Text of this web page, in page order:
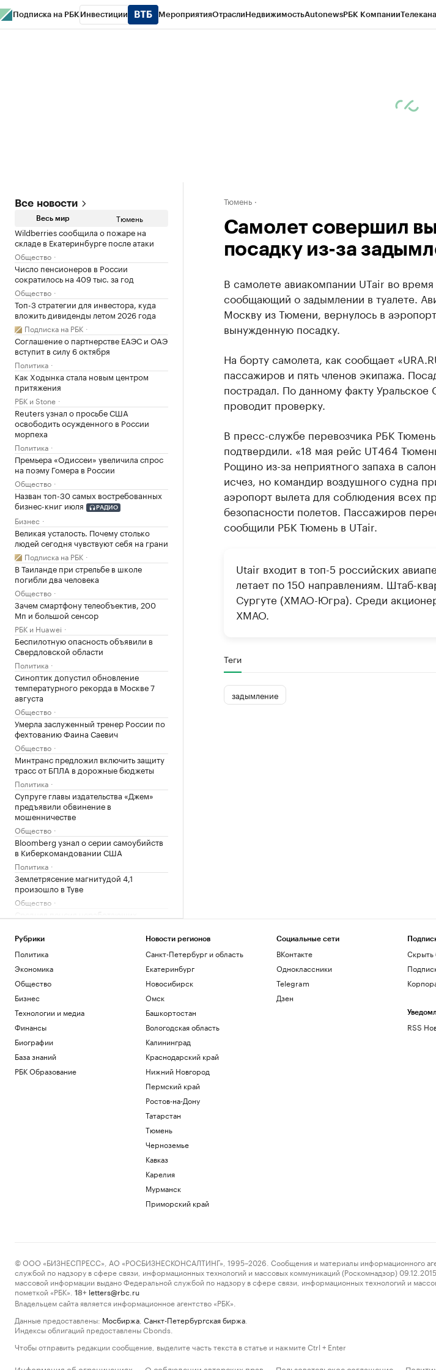
Подписка на РБК Инвестиции МероприятияОтраслиНедвижимостьAutonewsРБК Компании
Все новости
Весь мир Тюмень
Wildberries сообщила о пожаре на
складе в Екатеринбурге после атаки
Общество
Число пенсионеров в России
сократилось на 409 тыс. за год
Общество
Топ-3 стратегии для инвестора, куда
вложить дивиденды летом 2026 года
Подписка на РБК
Соглашение о партнерстве ЕАЭС и ОАЭ
вступит в силу 6 октября
Политика
Как Ходынка стала новым центром
притяжения
РБК и Stone
Reuters узнал о просьбе США
освободить осужденного в России
морпеха
Политика
Премьера «Одиссеи» увеличила спрос
на поэму Гомера в России
Общество
Назван топ-30 самых востребованных
бизнес-книг июля
РАДИО
Бизнес
Великая усталость. Почему столько
людей сегодня чувствуют себя на грани
Подписка на РБК
В Таиланде при стрельбе в школе
погибли два человека
Общество
Зачем смартфону телеобъектив, 200
Мп и большой сенсор
РБК и Huawei
Беспилотную опасность объявили в
Свердловской области
Политика
Синоптик допустил обновление
температурного рекорда в Москве 7
августа
Общество
Умерла заслуженный тренер России по
фехтованию Фаина Саевич
Общество
Минтранс предложил включить защиту
трасс от БПЛА в дорожные бюджеты
Политика
Супруге главы издательства «Джем»
предъявили обвинение в
мошенничестве
Общество
Bloomberg узнал о серии самоубийств
в Киберкомандовании США
Политика
Землетрясение магнитудой 4,1
произошло в Туве
Общество
Средняя пенсия неработающих
России
США ввели санкции в отношении
военного атташе Кубы в России
Политика
Тюмень
Самолет совершил
посадку из-за
В самолете авиакомпании UTair во время
сообщающий о задымлении в туалете.
Москву из Тюмени, вернулось в
вынужденную посадку.
На борту самолета, как сообщает
пассажиров и пять членов экипажа.
пострадал. По данному факту
проводит проверку.
В пресс-службе перевозчика РБК
подтвердили. «18 мая рейс UT464
Рощино из-за неприятного запаха в
исчез, но командир воздушного судна
аэропорт вылета для соблюдения всех
безопасности полетов. Пассажиров
сообщили РБК Тюмень в UTair.
Utair входит в топ-5 российских
летает по 150 направлениям. Штаб-
Сургуте (ХМАО-Югра). Среди
ХМАО.
Теги
задымление
Рубрики
Политика
Экономика
Общество
Бизнес
Технологии и медиа
Финансы
Биографии
База знаний
РБК Образование
Новости регионов
Санкт-Петербург и область
Екатеринбург
Новосибирск
Омск
Башкортостан
Вологодская область
Калининград
Краснодарский край
Нижний Новгород
Пермский край
Ростов-на-Дону
Татарстан
Тюмень
Черноземье
Кавказ
Карелия
Мурманск
Приморский край
Социальные сети
ВКонтакте
Одноклассники
Telegram
Дзен
Скрыть
RSS
© ООО «БИЗНЕСПРЕСС», АО «РОСБИЗНЕСКОНСАЛТИНГ», 1995–2026. Сообщения и материалы информационного
службой по надзору в сфере связи, информационных технологий и массовых коммуникаций (Роскомнадзор)
массовой информации выдано Федеральной службой по надзору в сфере связи, информационных технологий и
пометкой «РБК».
18+ letters@rbc.ru
Владельцем сайта является информационное агентство «РБК».
Данные предоставлены: Мосбиржа Санкт-Петербургская биржа
Индексы облигаций предоставлены Cbonds.
Чтобы отправить редакции сообщение, выделите часть текста в статье и нажмите Ctrl + Enter